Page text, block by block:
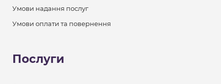
Умови надання послуг
Умови оплати та повернення
Послуги